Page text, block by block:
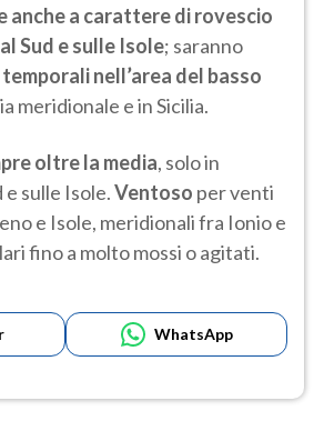
anche a carattere di rovescio
Sud e sulle Isole; saranno
temporali nell’area del basso
meridionale e in Sicilia.
oltre la media, solo in
e sulle Isole.Ventoso per venti
e Isole, meridionali fra Ionio e
fino a molto mossi o agitati.
WhatsApp